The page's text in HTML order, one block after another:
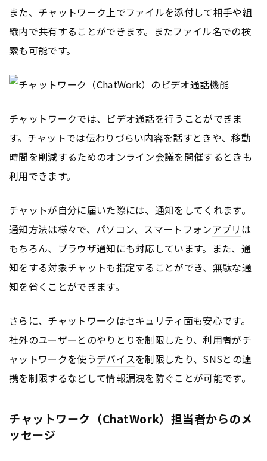
また、チャットワーク上でファイルを添付して相手や組
織内で共有することができます。またファイル名での検
索も可能です。
チャットワークでは、ビデオ通話を行うことができま
す。チャットでは伝わりづらい内容を話すときや、移動
時間を削減するためのオンライン会議を開催するときも
利用できます。
チャットが自分に届いた際には、通知をしてくれます。
通知方法は様々で、パソコン、スマートフォンアプリ は
もちろん、ブラウザ通知にも対応しています。また、通
知をする対象チャットも指定することができ、無駄な通
知を省くことができます。
さらに、チャットワークはセキュリティ面も安心です。
社外のユーザーとのやりとりを制限したり、利用者がチ
ャットワークを使うデバイスを制限したり、SNSとの連
携を制限するなどして情報漏洩を防ぐことが可能です。
チャットワーク（ChatWork）担当者からのメ
ッセージ